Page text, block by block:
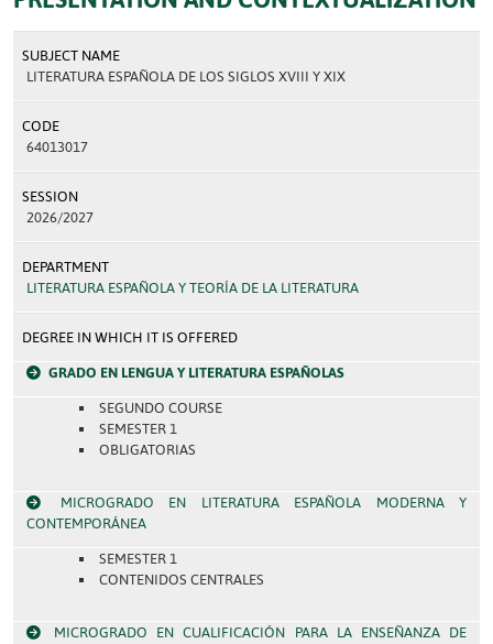
SUBJECT NAME
LITERATURA ESPAÑOLA DE LOS SIGLOS XVIII Y XIX
CODE
64013017
SESSION
2026/2027
DEPARTMENT
LITERATURA ESPAÑOLA Y TEORÍA DE LA LITERATURA
DEGREE IN WHICH IT IS OFFERED
GRADO EN LENGUA Y LITERATURA ESPAÑOLAS
SEGUNDO COURSE
SEMESTER 1
OBLIGATORIAS
MICROGRADO EN LITERATURA ESPAÑOLA MODERNA Y
CONTEMPORÁNEA
SEMESTER 1
CONTENIDOS CENTRALES
MICROGRADO EN CUALIFICACIÓN PARA LA ENSEÑANZA DE